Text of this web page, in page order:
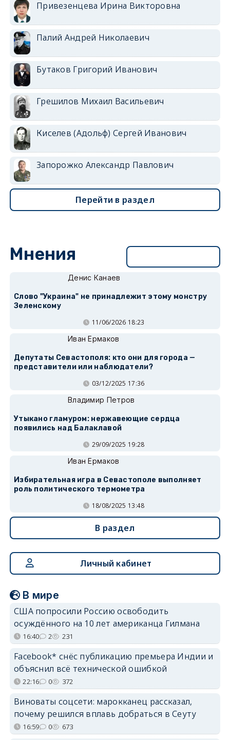
Привезенцева Ирина Викторовна
Палий Андрей Николаевич
Бутаков Григорий Иванович
Грешилов Михаил Васильевич
Киселев (Адольф) Сергей Иванович
Запорожко Александр Павлович
Перейти в раздел
Мнения
Денис Канаев
Слово "Украина" не принадлежит этому монстру
Зеленскому
11/06/2026 18:23
Иван Ермаков
Депутаты Севастополя: кто они для города —
представители или наблюдатели?
03/12/2025 17:36
Владимир Петров
Утыкано гламуром: нержавеющие сердца
появились над Балаклавой
29/09/2025 19:28
Иван Ермаков
Избирательная игра в Севастополе выполняет
роль политического термометра
18/08/2025 13:48
В раздел
Личный кабинет
В мире
США попросили Россию освободить
осуждённого на 10 лет американца Гилмана
16:40 2 231
Facebook* снёс публикацию премьера Индии и
объяснил всё технической ошибкой
22:16 0 372
Виноваты соцсети: марокканец рассказал,
почему решился вплавь добраться в Сеуту
16:59 0 673